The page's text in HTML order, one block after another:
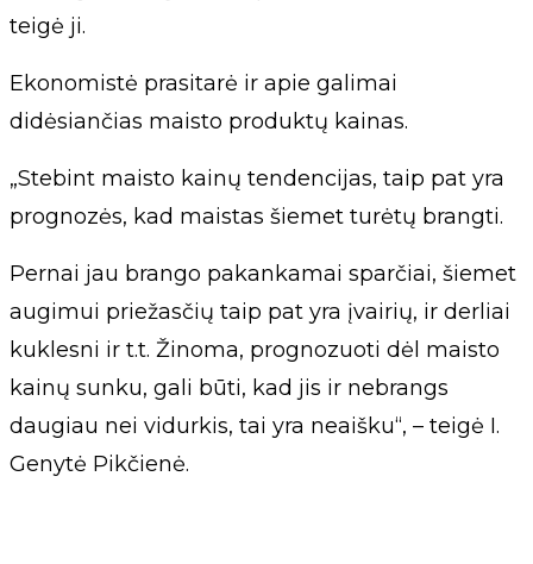
teigė ji.
Ekonomistė prasitarė ir apie galimai
didėsiančias maisto produktų kainas.
„Stebint maisto kainų tendencijas, taip pat yra
prognozės, kad maistas šiemet turėtų brangti.
Pernai jau brango pakankamai sparčiai, šiemet
augimui priežasčių taip pat yra įvairių, ir derliai
kuklesni ir t.t. Žinoma, prognozuoti dėl maisto
kainų sunku, gali būti, kad jis ir nebrangs
daugiau nei vidurkis, tai yra neaišku“, – teigė I.
Genytė Pikčienė.